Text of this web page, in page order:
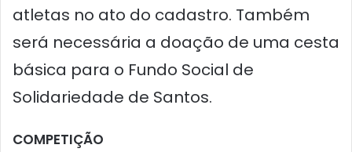
atletas no ato do cadastro. Também
será necessária a doação de uma cesta
básica para o Fundo Social de
Solidariedade de Santos.
COMPETIÇÃO